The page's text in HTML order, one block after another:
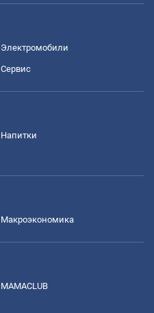
Электромобили
Сервис
Напитки
Mакроэкономика
MAMACLUB